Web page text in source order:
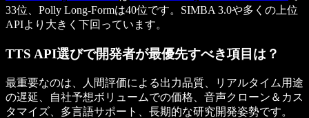
33位、Polly Long-Formは40位です。SIMBA 3.0や多くの上位
APIより大きく下回っています。
TTS API選びで開発者が最優先すべき項目は？
最重要なのは、人間評価による出力品質、リアルタイム用途
の遅延、自社予想ボリュームでの価格、音声クローン＆カス
タマイズ、多言語サポート、長期的な研究開発姿勢です。